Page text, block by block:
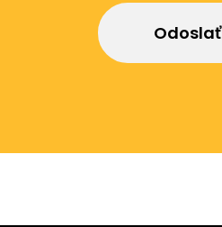
Odoslať